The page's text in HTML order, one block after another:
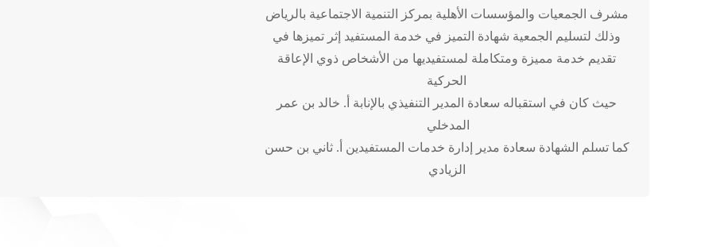
مشرف الجمعيات والمؤسسات الأهلية بمركز التنمية الاجتماعية بالرياض
وذلك لتسليم الجمعية شهادة التميز في خدمة المستفيد إثر تميزها في
تقديم خدمة مميزة ومتكاملة لمستفيديها من الأشخاص ذوي الإعاقة
الحركية
حيث كان في استقباله سعادة المدير التنفيذي بالإنابة أ. خالد بن عمر
المدخلي
كما تسلم الشهادة سعادة مدير إدارة خدمات المستفيدين أ. ثاني بن حسن
الزيادي